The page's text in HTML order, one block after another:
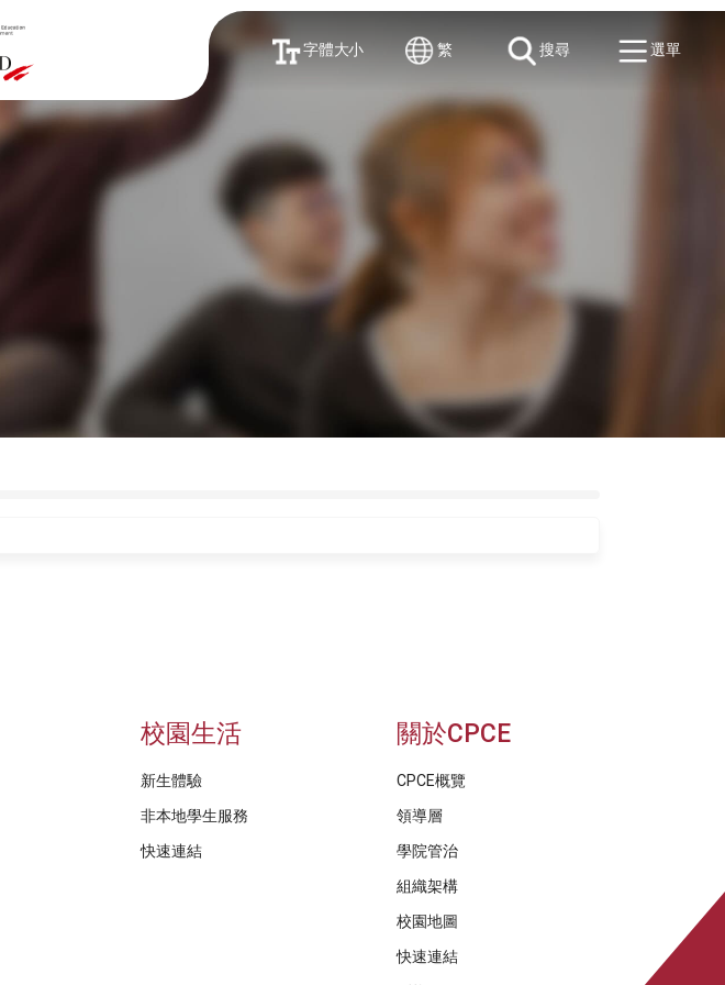
字體大小 繁 搜尋 選單
校園生活
新生體驗
非本地學生服務
快速連結
關於CPCE
CPCE概覽
領導層
學院管治
組織架構
校園地圖
快速連結